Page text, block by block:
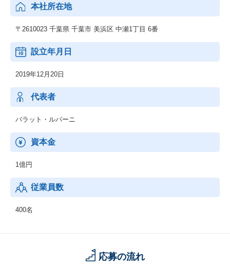
プログラミング言語については、C#以外にGo、Python、Node.js
といったモダンな言語も多くなっていますが、
VScodeなどで動作するAIエージェント型の拡張機能「Cline」は、
りと、非常に画期的なツールです。
le Agentspaceといったサービスを検証中です。
特に注目すべきは、これまでシステム導入の最大の課題だったセ
キュリティチェックのプロセスが劇的に改善されたことです。
以前は、各システムの手順に沿って詳細なセキュリティレビュー
した。
チェックを指示するだけで、必要な情報が瞬時に提示されるた
め、
セキュリティレビューを圧倒的なスピードで完了できるようにな
りました。
本社所在地
〒2610023 千葉県 千葉市 美浜区 中瀬1丁目 6番
設立年月日
2019年12月20日
代表者
バラット・ルパーニ
資本金
1億円
従業員数
400名
応募の流れ